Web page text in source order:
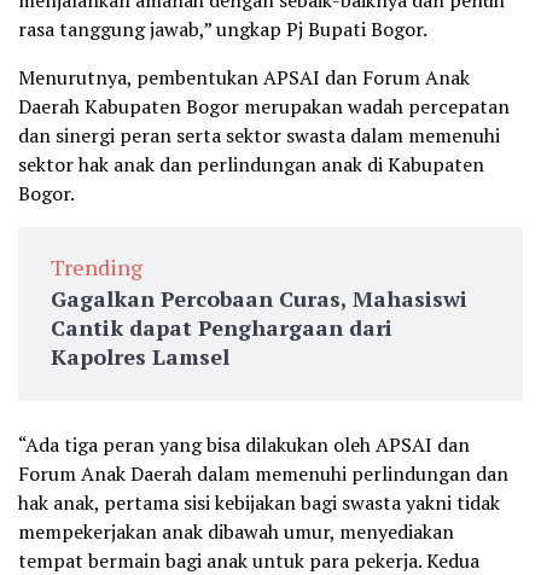
rasa tanggung jawab,” ungkap Pj Bupati Bogor.
Menurutnya, pembentukan APSAI dan Forum Anak
Daerah Kabupaten Bogor merupakan wadah percepatan
dan sinergi peran serta sektor swasta dalam memenuhi
sektor hak anak dan perlindungan anak di Kabupaten
Bogor.
Trending
Gagalkan Percobaan Curas, Mahasiswi
Cantik dapat Penghargaan dari
Kapolres Lamsel
“Ada tiga peran yang bisa dilakukan oleh APSAI dan
Forum Anak Daerah dalam memenuhi perlindungan dan
hak anak, pertama sisi kebijakan bagi swasta yakni tidak
mempekerjakan anak dibawah umur, menyediakan
tempat bermain bagi anak untuk para pekerja. Kedua